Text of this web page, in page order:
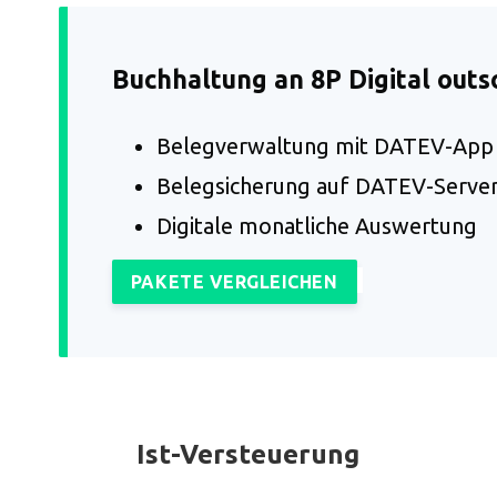
Buchhaltung an 8P Digital
Belegverwaltung mit DATEV-App
Belegsicherung auf DATEV-
Digitale monatliche Auswertung
PAKETE VERGLEICHEN
Ist-Versteuerung